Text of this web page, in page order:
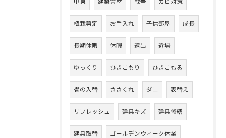
中東 建築資材 戦争 カビ対策
植栽剪定 お手入れ 子供部屋 成長
長期休暇 休暇 遠出 近場
ゆっくり ひきこもり ひきこもる
畳の入替 ささくれ ダニ 表替え
リフレッシュ 建具キズ 建具修繕
建具取替 ゴールデンウィーク休業